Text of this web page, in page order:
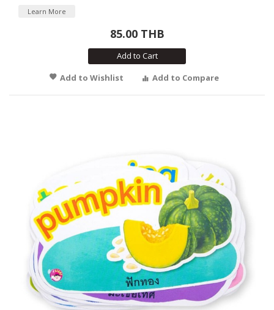
Learn More
85.00 THB
Add to Cart
Add to Wishlist
Add to Compare